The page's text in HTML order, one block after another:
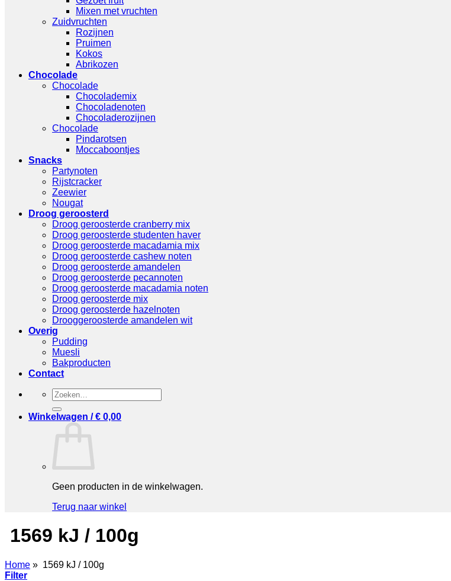
Mixen met vruchten
Zuidvruchten
Rozijnen
Pruimen
Kokos
Abrikozen
Chocolade
Chocolade
Chocolademix
Chocoladenoten
Chocoladerozijnen
Chocolade
Pindarotsen
Moccaboontjes
Snacks
Partynoten
Rijstcracker
Zeewier
Nougat
Droog geroosterd
Droog geroosterde cranberry mix
Droog geroosterde studenten haver
Droog geroosterde macadamia mix
Droog geroosterde cashew noten
Droog geroosterde amandelen
Droog geroosterde pecannoten
Droog geroosterde macadamia noten
Droog geroosterde mix
Droog geroosterde hazelnoten
Drooggeroosterde amandelen wit
Overig
Pudding
Muesli
Bakproducten
Contact
Zoeken
naar:
Winkelwagen /€ 0,00
Geen producten in de winkelwagen.
Terug naar winkel
1569 kJ / 100g
Home » 1569 kJ / 100g
Filter